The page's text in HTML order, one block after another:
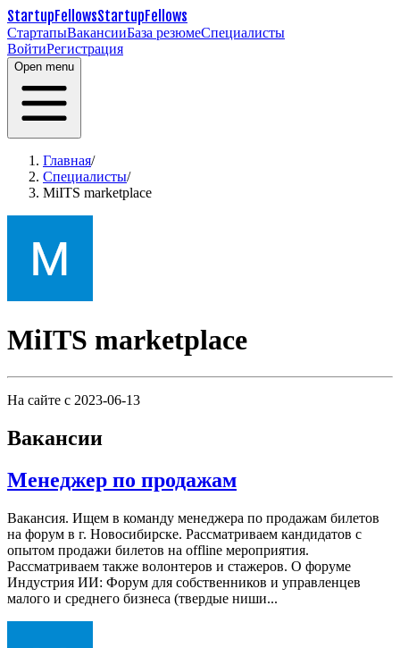
StartupFellowsStartupFellows
СтартапыВакансииБаза резюмеСпециалисты
ВойтиРегистрация
Open menu
Главная/
Специалисты/
MiITS marketplace
MiITS marketplace
На сайте с 2023-06-13
Вакансии
Менеджер по продажам
Вакансия. Ищем в команду менеджера по продажам билетов
на форум в г. Новосибирске. Рассматриваем кандидатов с
опытом продажи билетов на offline мероприятия.
Рассматриваем также волонтеров и стажеров. О форуме
Индустрия ИИ: Форум для собственников и управленцев
малого и среднего бизнеса (твердые ниши...